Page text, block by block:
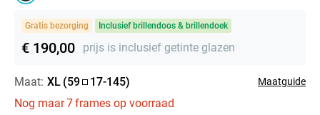
Gratis bezorging Inclusief brillendoos & brillendoek
€ 190,00 prijs is inclusief getinte glazen
Maat: XL (59 17-145) Maatguide
Nog maar7frames op voorraad